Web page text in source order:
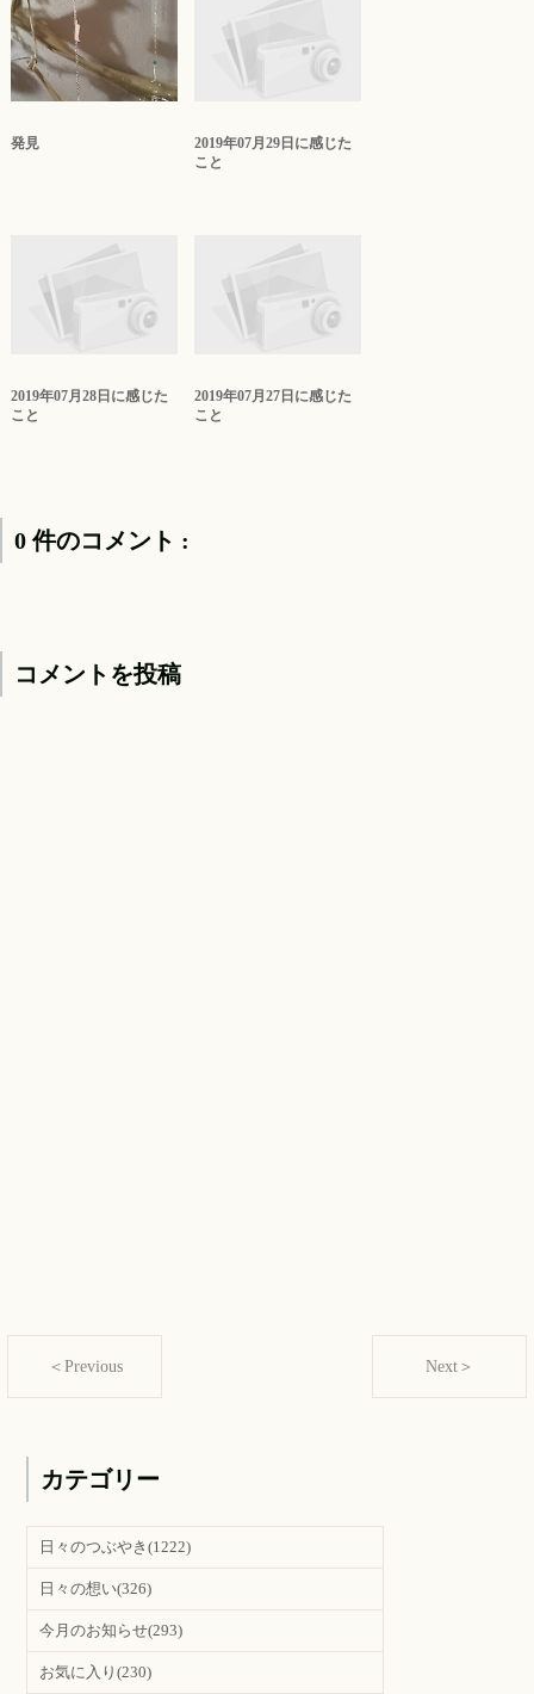
発見
2019年07月29日に感じた
こと
2019年07月28日に感じた
こと
2019年07月27日に感じた
こと
0 件のコメント :
コメントを投稿
＜Previous Next＞
カテゴリー
日々のつぶやき(1222)
日々の想い(326)
今月のお知らせ(293)
お気に入り(230)